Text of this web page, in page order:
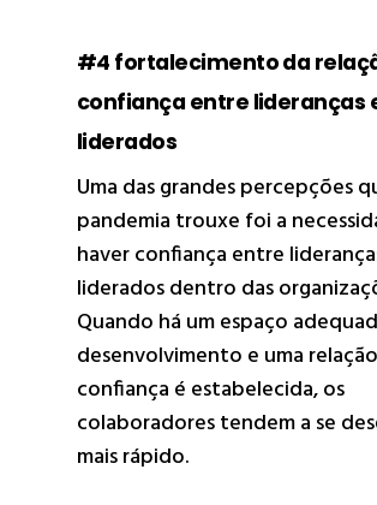
#4 fortalecimento da
confiança entre lideranças
liderados
Uma das grandes percepções
pandemia trouxe foi a
haver confiança entre
liderados dentro das
Quando há um espaço
desenvolvimento e uma
confiança é estabelecida, os
colaboradores tendem a se
mais rápido.